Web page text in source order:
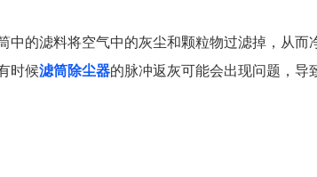
的滤料将空气中的灰尘和颗粒物过滤掉，从
时候滤筒除尘器的脉冲返灰可能会出现问题，